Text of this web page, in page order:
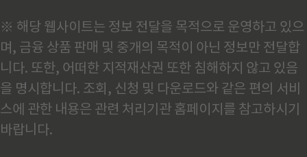
※ 해당 웹사이트는 정보 전달을 목적으로 운영하고 있으
며, 금융 상품 판매 및 중개의 목적이 아닌 정보만 전달합
니다. 또한, 어떠한 지적재산권 또한 침해하지 않고 있음
을 명시합니다. 조회, 신청 및 다운로드와 같은 편의 서비
스에 관한 내용은 관련 처리기관 홈페이지를 참고하시기
바랍니다.